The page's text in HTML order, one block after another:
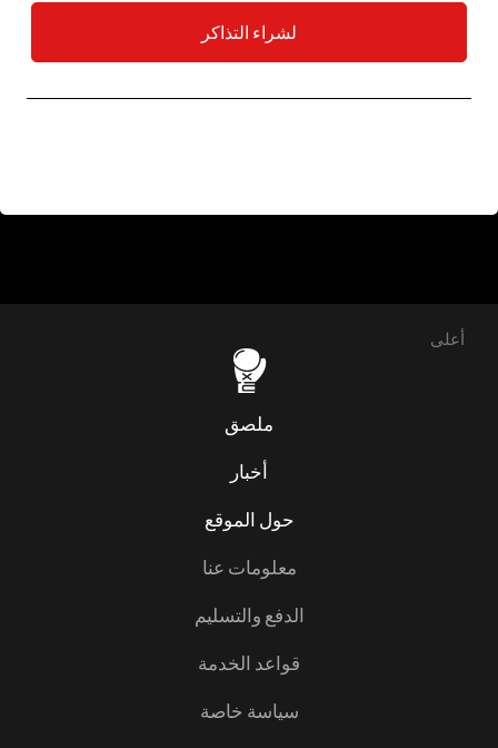
لشراء التذاكر
أعلى
ملصق
أخبار
حول الموقع
معلومات عنا
الدفع والتسليم
قواعد الخدمة
سياسة خاصة